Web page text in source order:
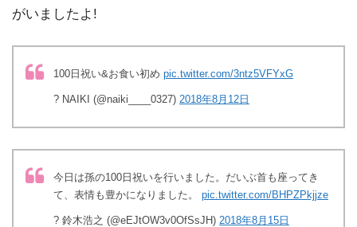
がいましたよ!
100日祝い&お食い初め pic.twitter.com/3ntz5VFYxG
? NAIKI (@naiki____0327) 2018年8月12日
今日は孫の100日祝いを行いました。だいぶ首も座ってき
て、表情も豊かになりました。 pic.twitter.com/BHPZPkjjze
? 鈴木浩之 (@eEJtOW3v0OfSsJH) 2018年8月15日